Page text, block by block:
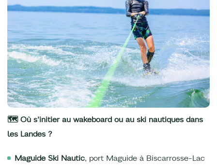
🗺️ Où s’initier au wakeboard ou au ski nautiques dans
les Landes ?
Maguide Ski Nautic, port Maguide à Biscarrosse-Lac